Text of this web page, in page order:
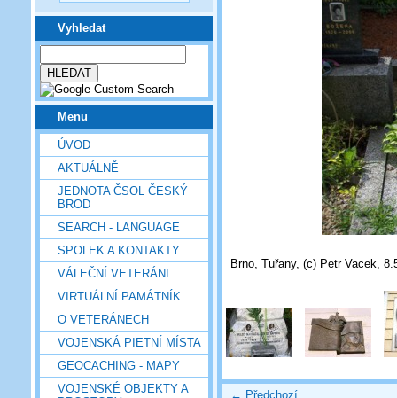
Vyhledat
Menu
ÚVOD
AKTUÁLNĚ
JEDNOTA ČSOL ČESKÝ
BROD
SEARCH - LANGUAGE
SPOLEK A KONTAKTY
VÁLEČNÍ VETERÁNI
VIRTUÁLNÍ PAMÁTNÍK
O VETERÁNECH
VOJENSKÁ PIETNÍ MÍSTA
GEOCACHING - MAPY
VOJENSKÉ OBJEKTY A
Brno, Tuřany, (c) Petr Vacek,
← Předchozí